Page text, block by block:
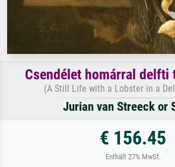
Csendélet homárral delfti
(A Still Life with a Lobster in a
Jurian van Streeck or
€ 156.45
Enthält 27% MwSt.